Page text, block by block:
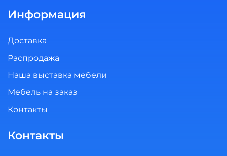
Информация
Доставка
Распродажа
Наша выставка мебели
Мебель на заказ
Контакты
Контакты